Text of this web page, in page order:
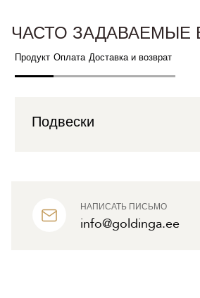
НАПИСАТЬ ПИСЬМО
info@goldinga.ee
ЧАСТО ЗАДАВАЕМЫЕ
Продукт Оплата Доставка и возврат
Подвески